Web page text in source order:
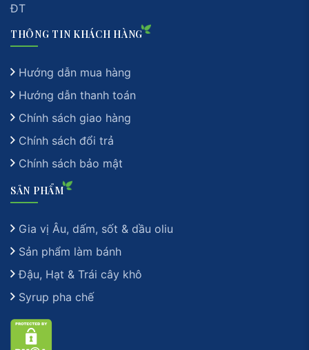
ĐT
THÔNG TIN KHÁCH HÀNG
Hướng dẫn mua hàng
Hướng dẫn thanh toán
Chính sách giao hàng
Chính sách đổi trả
Chính sách bảo mật
SẢN PHẨM
Gia vị Âu, dấm, sốt & dầu oliu
Sản phẩm làm bánh
Đậu, Hạt & Trái cây khô
Syrup pha chế